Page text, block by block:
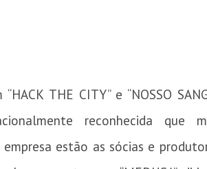
THE CITY” e “NOSSO
reconhecida
estão as sócias e